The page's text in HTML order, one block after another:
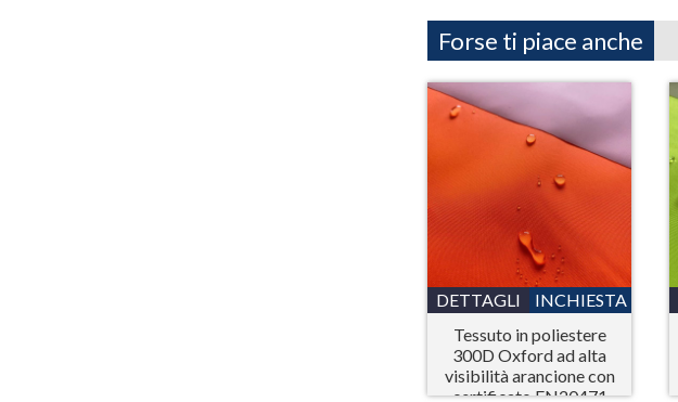
Forse ti piace anche
DETTAGLI
INCHIESTA
Tessuto in poliestere
300D Oxford ad alta
visibilità arancione con
certificato EN20471